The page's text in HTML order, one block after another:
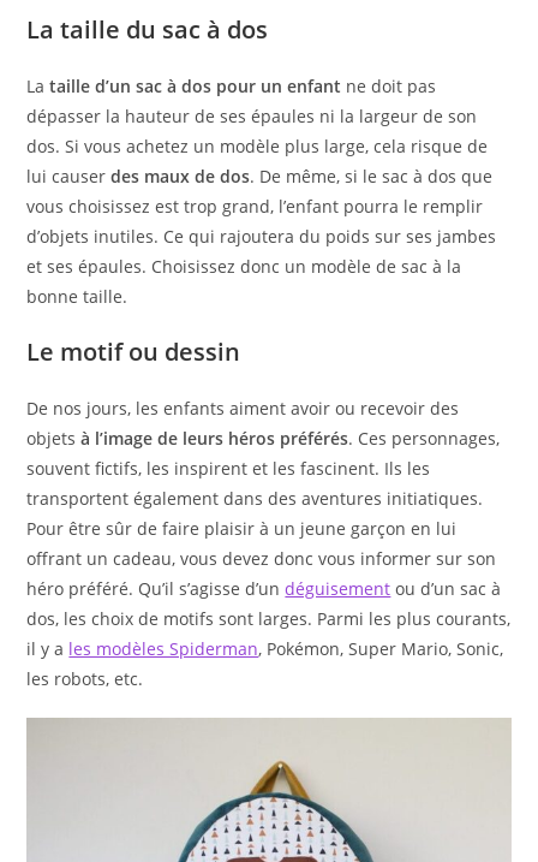
La taille du sac à dos
Lataille d’un sac à dos pour un enfant ne doit pas
dépasser la hauteur de ses épaules ni la largeur de son
dos. Si vous achetez un modèle plus large, cela risque de
lui causerdes maux de dos. De même, si le sac à dos que
vous choisissez est trop grand, l’enfant pourra le remplir
d’objets inutiles. Ce qui rajoutera du poids sur ses jambes
et ses épaules. Choisissez donc un modèle de sac à la
bonne taille.
Le motif ou dessin
De nos jours, les enfants aiment avoir ou recevoir des
objetsà l’image de leurs héros préférés. Ces personnages,
souvent fictifs, les inspirent et les fascinent. Ils les
transportent également dans des aventures initiatiques.
Pour être sûr de faire plaisir à un jeune garçon en lui
offrant un cadeau, vous devez donc vous informer sur son
héro préféré. Qu’il s’agisse d’undéguisement ou d’un sac à
dos, les choix de motifs sont larges. Parmi les plus courants,
il y a les modèles Spiderman, Pokémon, Super Mario, Sonic,
les robots, etc.